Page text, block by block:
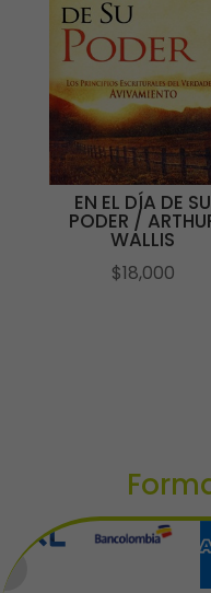
EN EL DÍA DE SU
PODER /
WALLIS
$18,000